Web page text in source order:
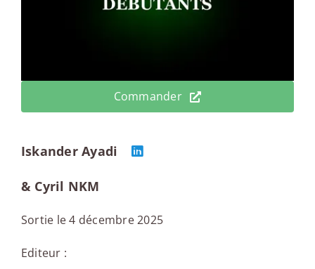
Commander
Iskander Ayadi
& Cyril NKM
Sortie le 4 décembre 2025
Editeur :